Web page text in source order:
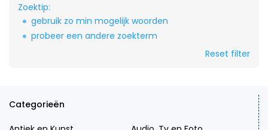
Zoektip:
gebruik zo min mogelijk woorden
probeer een andere zoekterm
Reset filter
Categorieën